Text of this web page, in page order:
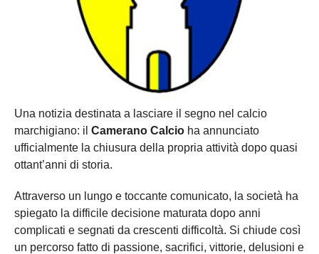
Una notizia destinata a lasciare il segno nel calcio
marchigiano: il Camerano Calcio ha annunciato
ufficialmente la chiusura della propria attività dopo quasi
ottant’anni di storia.
Attraverso un lungo e toccante comunicato, la società ha
spiegato la difficile decisione maturata dopo anni
complicati e segnati da crescenti difficoltà. Si chiude così
un percorso fatto di passione, sacrifici, vittorie, delusioni e